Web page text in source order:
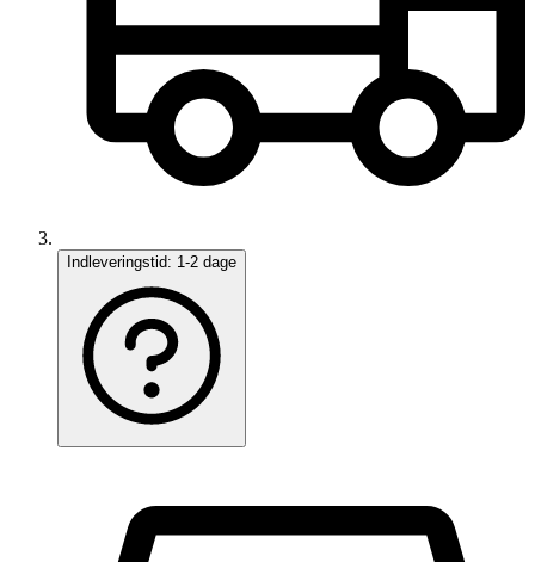
Indleveringstid: 1-2 dage